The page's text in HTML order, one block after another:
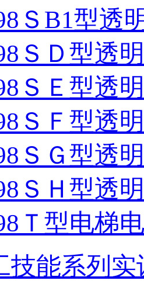
ＳB1型透
ＳＤ型透
ＳＥ型透
ＳＦ型透
ＳＧ型透
ＳＨ型透
Ｔ型电梯
技能系列实